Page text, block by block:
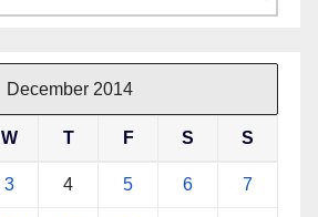
December 2014
W T F S S
3 4 5 6 7